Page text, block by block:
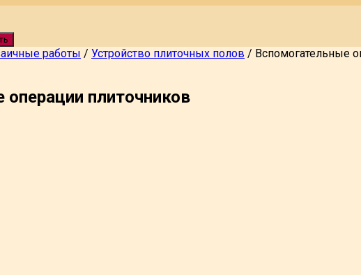
работы / Устройство плиточных полов / Вспомогательные
плиточников